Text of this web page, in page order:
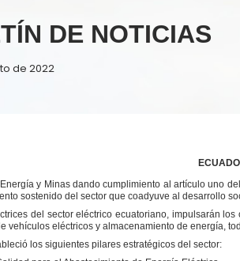
DE NOTICIAS
de 2022
y Minas dando cumplimiento al artículo uno
sostenido del sector que coadyuve al desarrollo
del sector eléctrico ecuatoriano, impulsarán
vehículos eléctricos y almacenamiento de energía,
los siguientes pilares estratégicos del sector: